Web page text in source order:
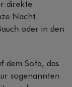
direkte
Nacht
oder in den
dem Sofa, das
sogenannten